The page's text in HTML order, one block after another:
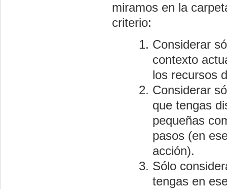
miramos en la
criterio:
Considerar
contexto
los recursos
Considerar
que tengas
pequeñas
pasos (en
acción).
Sólo
tengas en